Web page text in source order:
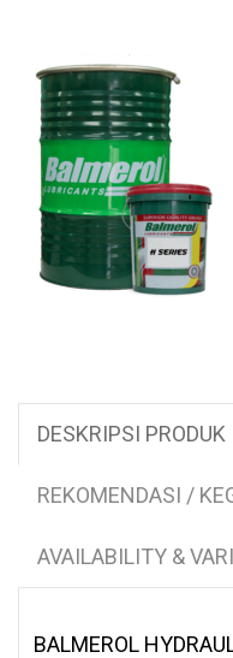
DESKRIPSI PRODUK
REKOMENDASI /
AVAILABILITY &
BALMEROL